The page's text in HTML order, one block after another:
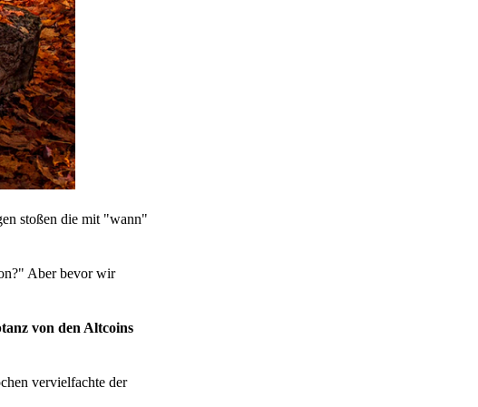
stoßen die mit "wann"
Aber bevor wir
von den Altcoins
vervielfachte der